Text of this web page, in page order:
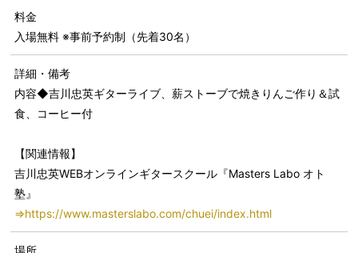
料金
入場無料 ※事前予約制（先着30名）
詳細・備考
内容◆吉川忠英ギターライブ、薪ストーブで焼きりんご作り＆試
食、コーヒー付
【関連情報】
吉川忠英WEBオンラインギタースクール『Masters Labo オト
塾』
⇒https://www.masterslabo.com/chuei/index.html
場所